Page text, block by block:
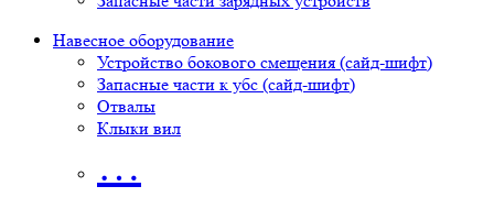
Навесное оборудование
Устройство бокового смещения (сайд-шифт)
Запасные части к убс (сайд-шифт)
Отвалы
Клыки вил
…